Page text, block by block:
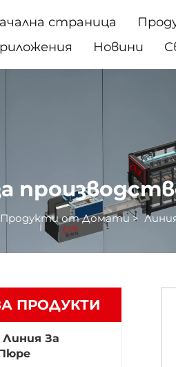
страница
Новини
Продукти от Домати>
ПРОДУКТИ
За